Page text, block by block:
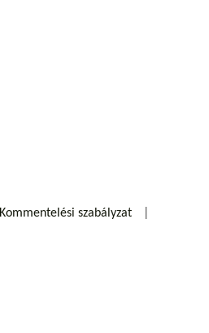
Kommentelési szabályzat